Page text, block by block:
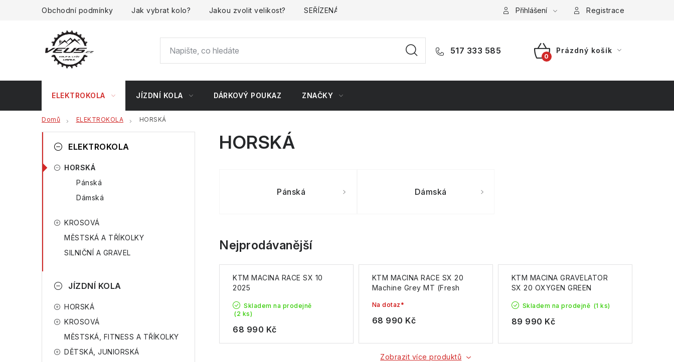
Obchodní podmínky Jak vybrat kolo? Jakou zvolit velikost? SEŘÍZENÁ kola Reklamace Splátkový prodej
Přihlášení Registrace
517 333 585
NÁKUPNÍ
Prázdný košík
ELEKTROKOLA JÍZDNÍ KOLA DÁRKOVÝ POUKAZ ZNAČKY
Domů ELEKTROKOLA HORSKÁ
o
s
n
kategorie
t
e
ELEKTROKOLA
HORSKÁ
Pánská
Dámská
KROSOVÁ
MĚSTSKÁ A TŘÍKOLKY
SILNIČNÍ A GRAVEL
JÍZDNÍ KOLA
HORSKÁ
KROSOVÁ
MĚSTSKÁ, FITNESS A TŘÍKOLKY
DĚTSKÁ, JUNIORSKÁ
HORSKÁ
Pánská Dámská
Nejprodávanější
KTM MACINA RACE SX 10
2025
Skladem na prodejně
(2 ks)
68 990 Kč
KTM MACINA RACE SX 20
Machine Grey MT (Fresh
Na dotaz*
68 990 Kč
KTM MACINA GRAVELATOR
SX 20 OXYGEN GREEN
Skladem na prodejně (1 ks)
89 990 Kč
Zobrazit více produktů